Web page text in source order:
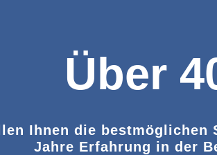
Über
Ihnen die bestmöglichen
Jahre Erfahrung in der